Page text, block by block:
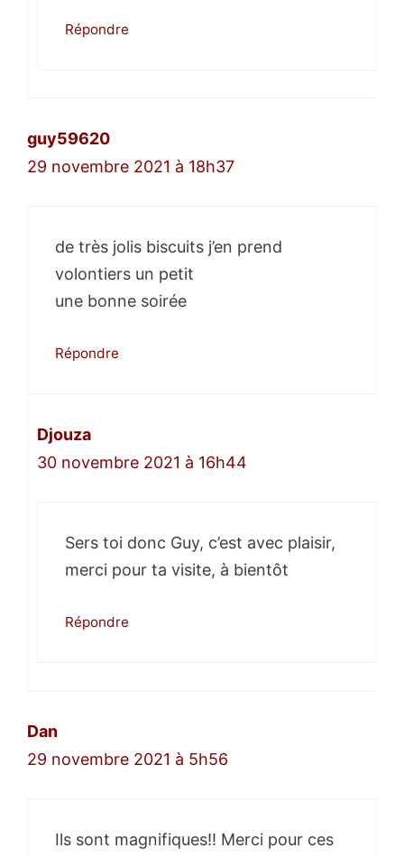
Répondre
guy59620
29 novembre 2021 à 18h37
de très jolis biscuits j’en prend
volontiers un petit
une bonne soirée
Répondre
Djouza
30 novembre 2021 à 16h44
Sers toi donc Guy, c’est avec plaisir,
merci pour ta visite, à bientôt
Répondre
Dan
29 novembre 2021 à 5h56
Ils sont magnifiques!! Merci pour ces